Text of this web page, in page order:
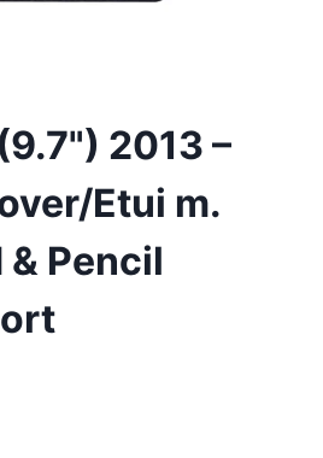
2013 –
Etui m.
Pencil